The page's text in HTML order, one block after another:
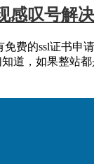
感叹号解
费的ssl证书申
道，如果整站都